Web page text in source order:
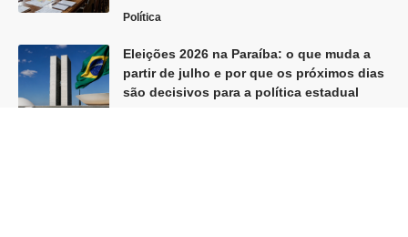
Política
Eleições 2026 na Paraíba: o que muda a
partir de julho e por que os próximos dias
são decisivos para a política estadual